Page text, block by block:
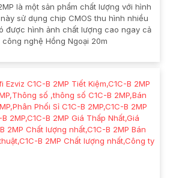
là một sản phẩm chất lượng với hình
sử dụng chip CMOS thu hình nhiều
được hình ảnh chất lượng cao ngay cả
nghệ Hồng Ngoại 20m